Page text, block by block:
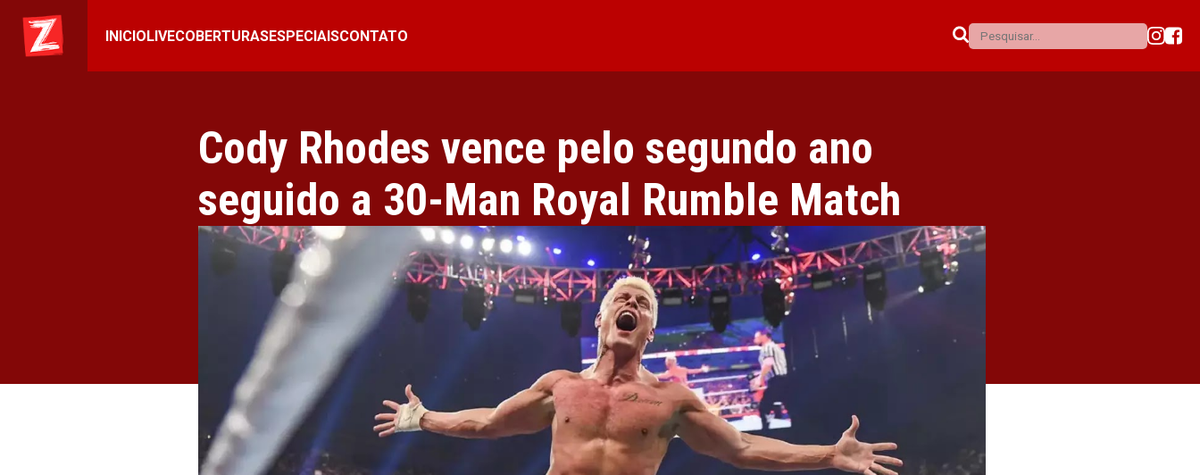
INICIOLIVECOBERTURASESPECIAISCONTATO
Cody Rhodes vence pelo segundo ano
seguido a 30-Man Royal Rumble Match